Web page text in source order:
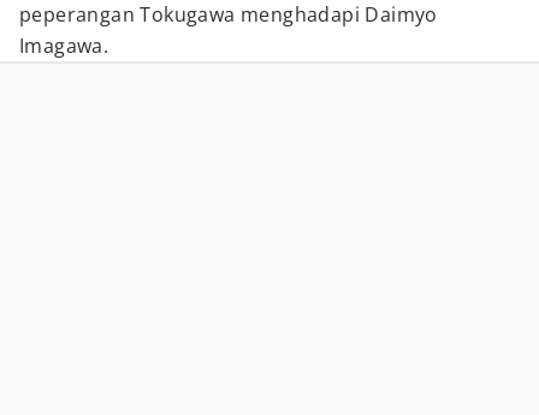
peperangan Tokugawa menghadapi Daimyo
Imagawa.